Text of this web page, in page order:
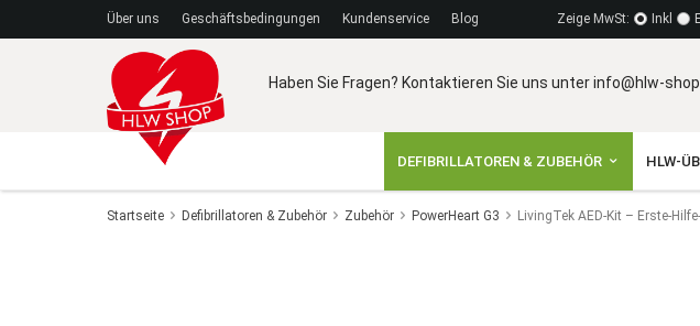
Über uns Geschäftsbedingungen Kundenservice Blog Zeige MwSt: Inkl
Haben Sie Fragen? Kontaktieren Sie uns unter info@hlw-
DEFIBRILLATOREN & ZUBEHÖR HLW-
Startseite Defibrillatoren & Zubehör Zubehör PowerHeart G3 LivingTek AED-Kit – Erste-